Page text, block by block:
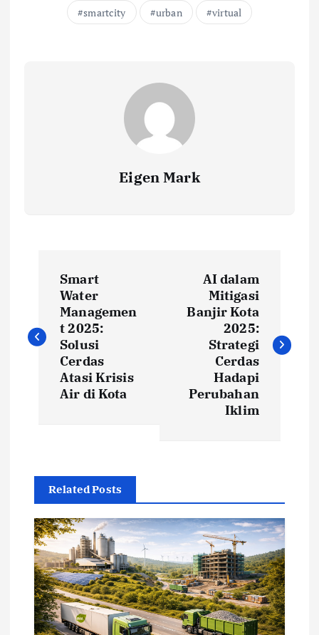
smartcity urban virtual
Eigen Mark
s
v
g
a
t
Smart
Water
Managemen
t 2025:
Solusi
Cerdas
Atasi Krisis
Air di Kota
AI dalam
Mitigasi
Banjir Kota
2025:
Strategi
Cerdas
Hadapi
Perubahan
Iklim
Related Posts